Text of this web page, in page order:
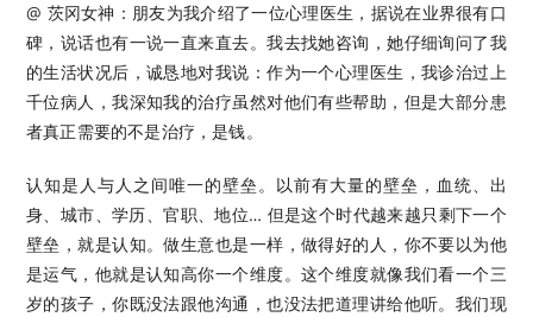
@ 茨冈女神：朋友为我介绍了一位心理医生，据说在业界很有口
碑，说话也有一说一直来直去。我去找她咨询，她仔细询问了我
的生活状况后，诚恳地对我说：作为一个心理医生，我诊治过上
千位病人，我深知我的治疗虽然对他们有些帮助，但是大部分患
者真正需要的不是治疗，是钱。 ​​​
认知是人与人之间唯一的壁垒。以前有大量的壁垒，血统、出
身、城市、学历、官职、地位… 但是这个时代越来越只剩下一个
壁垒，就是认知。做生意也是一样，做得好的人，你不要以为他
是运气，他就是认知高你一个维度。这个维度就像我们看一个三
岁的孩子，你既没法跟他沟通，也没法把道理讲给他听。我们现